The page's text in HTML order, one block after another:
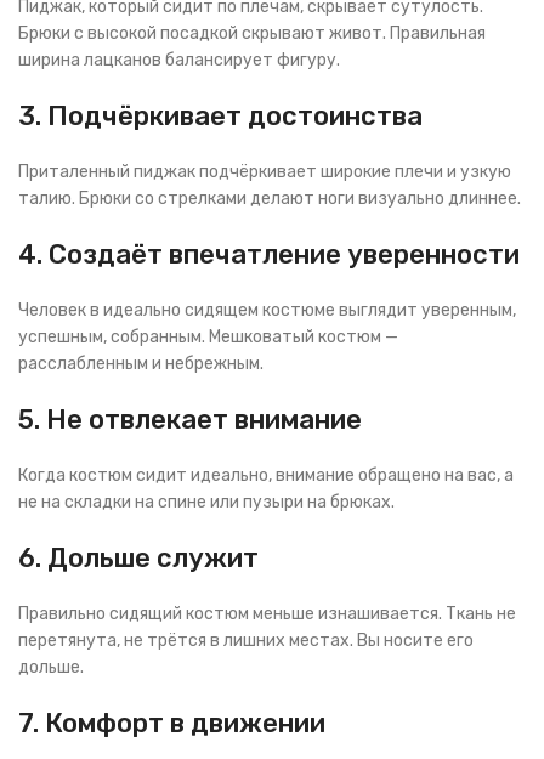
Пиджак, который сидит по плечам, скрывает сутулость.
Брюки с высокой посадкой скрывают живот. Правильная
ширина лацканов балансирует фигуру.
3. Подчёркивает достоинства
Приталенный пиджак подчёркивает широкие плечи и узкую
талию. Брюки со стрелками делают ноги визуально длиннее.
4. Создаёт впечатление уверенности
Человек в идеально сидящем костюме выглядит уверенным,
успешным, собранным. Мешковатый костюм —
расслабленным и небрежным.
5. Не отвлекает внимание
Когда костюм сидит идеально, внимание обращено на вас, а
не на складки на спине или пузыри на брюках.
6. Дольше служит
Правильно сидящий костюм меньше изнашивается. Ткань не
перетянута, не трётся в лишних местах. Вы носите его
дольше.
7. Комфорт в движении